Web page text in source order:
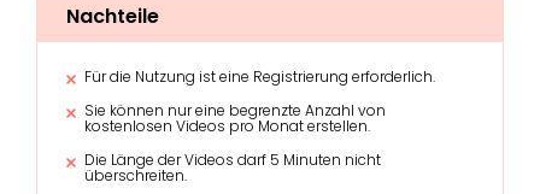
Nachteile
Für die Nutzung ist eine Registrierung erforderlich.
Sie können nur eine begrenzte Anzahl von
kostenlosen Videos pro Monat erstellen.
Die Länge der Videos darf 5 Minuten nicht
überschreiten.